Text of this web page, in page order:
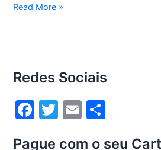
c
o
o
k
itt
Conserto
13Kg
Read More »
Redes Sociais
F
T
E
Pague com o seu